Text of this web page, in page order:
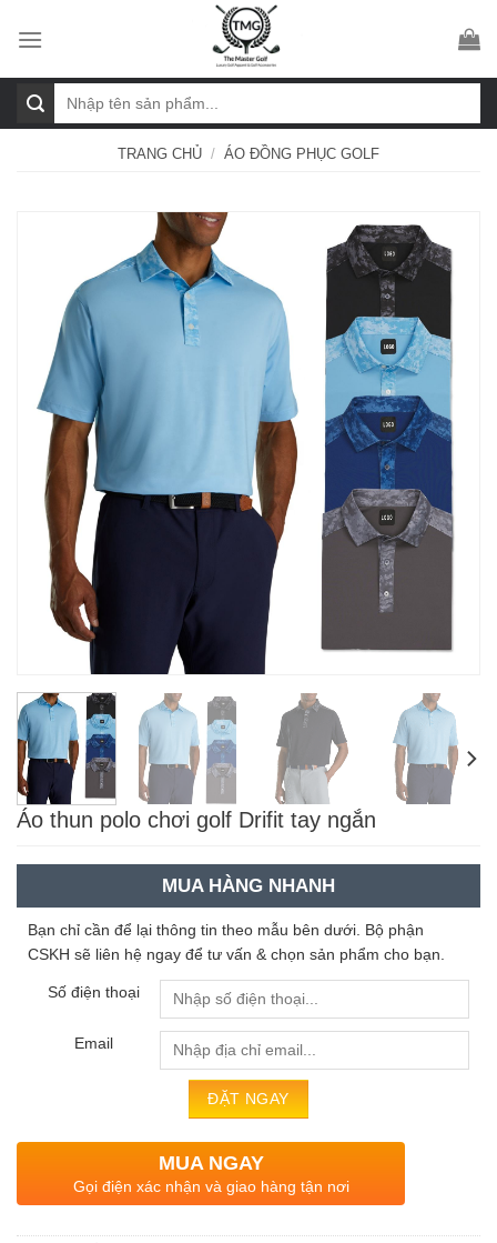
kiếm:
TRANG CHỦ / ÁO ĐỒNG PHỤC GOLF
Áo thun polo chơi golf Drifit tay ngắn
MUA HÀNG NHANH
Bạn chỉ cần để lại thông tin theo mẫu bên dưới. Bộ phận
CSKH sẽ liên hệ ngay để tư vấn & chọn sản phẩm cho bạn.
Số điện thoại
Email
MUA NGAY
Gọi điện xác nhận và giao hàng tận nơi